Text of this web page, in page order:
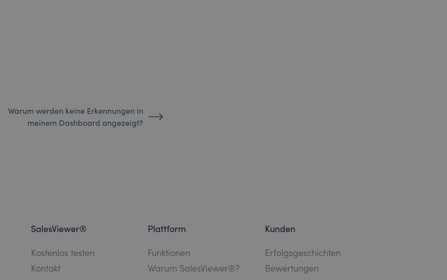
Warum werden keine Erkennungen in
meinem Dashboard angezeigt?
SalesViewer®
Kostenlos testen
Kontakt
Plattform
Funktionen
Warum SalesViewer®?
Kunden
Erfolgsgeschichten
Bewertungen